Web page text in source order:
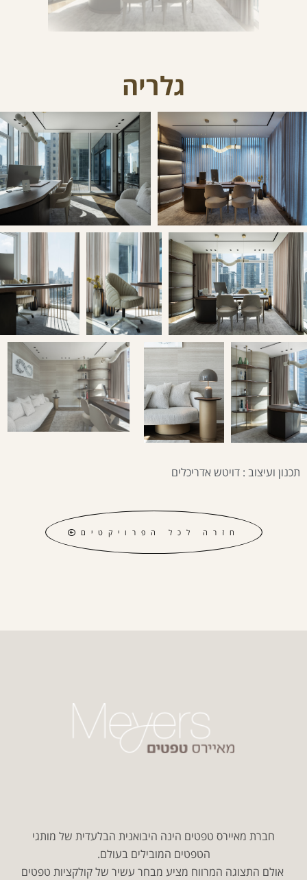
גלריה
תכנון ועיצוב : דויטש אדריכלים
חזרה לכל הפרויקטים
חברת מאיירס טפטים הינה היבואנית הבלעדית של מותגי
הטפטים המובילים בעולם.
אולם התצוגה המרווח מציע מבחר עשיר של קולקציות טפטים